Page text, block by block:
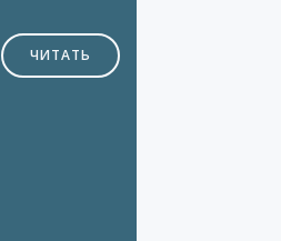
ЧИТАТЬ